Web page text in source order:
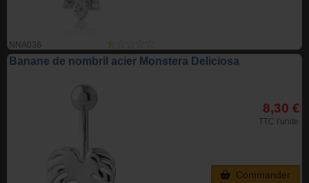
NNA036
Banane de nombril acier Monstera Deliciosa
8,30 €
TTC l'unite
Commander